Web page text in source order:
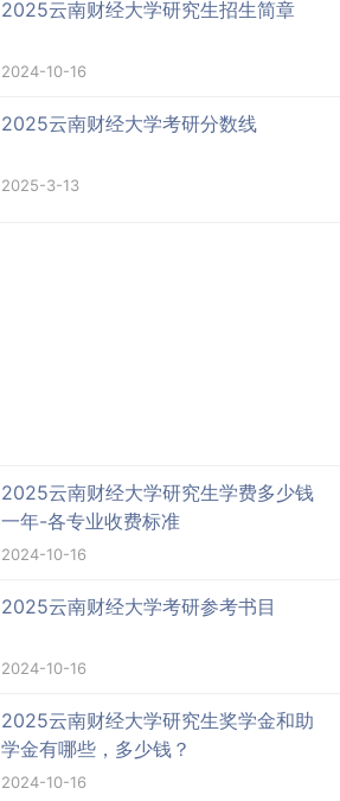
2025云南财经大学研究生招生简章
2024-10-16
2025云南财经大学考研分数线
2025-3-13
2025云南财经大学研究生学费多少钱
一年-各专业收费标准
2024-10-16
2025云南财经大学考研参考书目
2024-10-16
2025云南财经大学研究生奖学金和助
学金有哪些，多少钱？
2024-10-16